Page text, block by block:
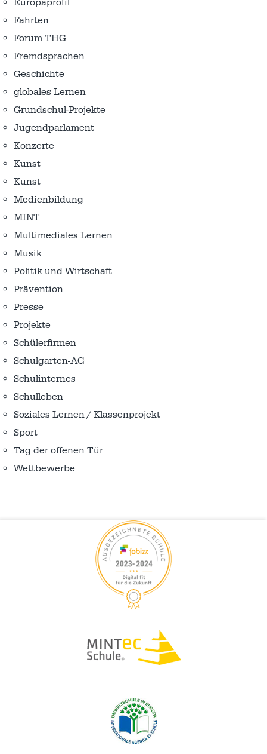
Europaprofil
Fahrten
Forum THG
Fremdsprachen
Geschichte
globales Lernen
Grundschul-Projekte
Jugendparlament
Konzerte
Kunst
Kunst
Medienbildung
MINT
Multimediales Lernen
Musik
Politik und Wirtschaft
Prävention
Presse
Projekte
Schülerfirmen
Schulgarten-AG
Schulinternes
Schulleben
Soziales Lernen / Klassenprojekt
Sport
Tag der offenen Tür
Wettbewerbe